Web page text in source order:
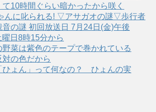
10時間ぐらい暗かったから咲く
んに叱られる! ▽アサガオの謎▽歩行者
の謎 初回放送日 7月24日(金)午後
日8時15分から
菜は紫色のテープで巻かれている
の色だから
ひょん」って何なの？ ひょんの実